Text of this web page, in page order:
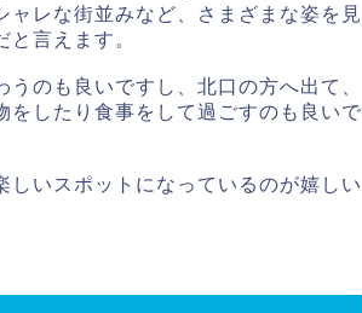
レな街並みなど、さまざまな姿を見
言えます。
のも良いですし、北口の方へ出て、
したり食事をして過ごすのも良いで
いスポットになっているのが嬉しい